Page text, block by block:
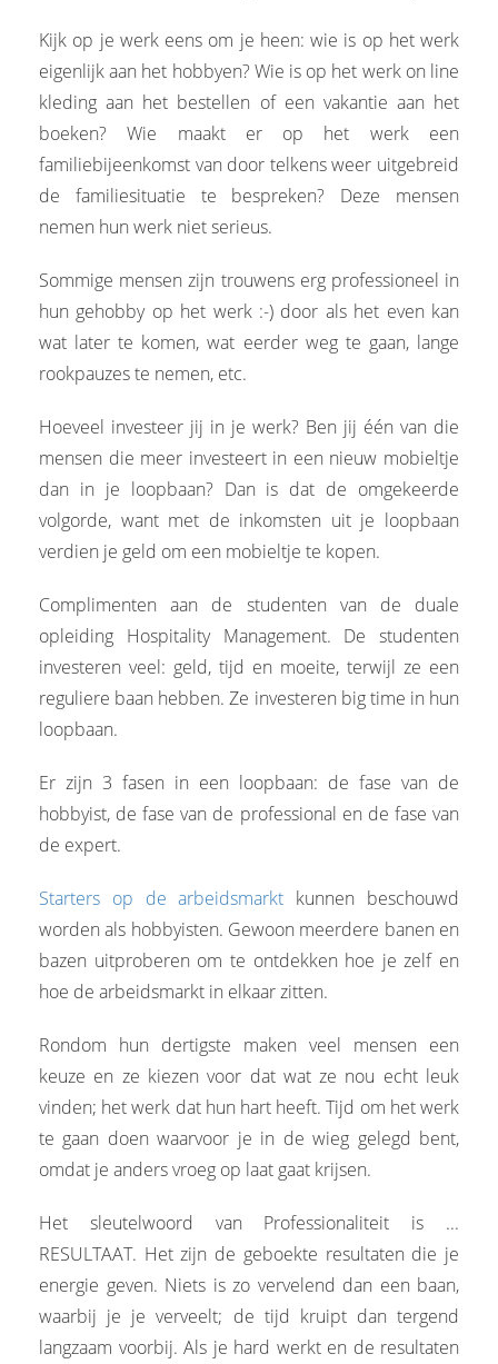
Kijk op je werk eens om je heen: wie is op het werk
eigenlijk aan het hobbyen? Wie is op het werk on line
kleding aan het bestellen of een vakantie aan het
boeken? Wie maakt er op het werk een
familiebijeenkomst van door telkens weer uitgebreid
de familiesituatie te bespreken? Deze mensen
nemen hun werk niet serieus.
Sommige mensen zijn trouwens erg professioneel in
hun gehobby op het werk :-) door als het even kan
wat later te komen, wat eerder weg te gaan, lange
rookpauzes te nemen, etc.
Hoeveel investeer jij in je werk? Ben jij één van die
mensen die meer investeert in een nieuw mobieltje
dan in je loopbaan? Dan is dat de omgekeerde
volgorde, want met de inkomsten uit je loopbaan
verdien je geld om een mobieltje te kopen.
Complimenten aan de studenten van de duale
opleiding Hospitality Management. De studenten
investeren veel: geld, tijd en moeite, terwijl ze een
reguliere baan hebben. Ze investeren big time in hun
loopbaan.
Er zijn 3 fasen in een loopbaan: de fase van de
hobbyist, de fase van de professional en de fase van
de expert.
Starters op de arbeidsmarkt kunnen beschouwd
worden als hobbyisten. Gewoon meerdere banen en
bazen uitproberen om te ontdekken hoe je zelf en
hoe de arbeidsmarkt in elkaar zitten.
Rondom hun dertigste maken veel mensen een
keuze en ze kiezen voor dat wat ze nou echt leuk
vinden; het werk dat hun hart heeft. Tijd om het werk
te gaan doen waarvoor je in de wieg gelegd bent,
omdat je anders vroeg op laat gaat krijsen.
Het sleutelwoord van Professionaliteit is ...
RESULTAAT. Het zijn de geboekte resultaten die je
energie geven. Niets is zo vervelend dan een baan,
waarbij je je verveelt; de tijd kruipt dan tergend
langzaam voorbij. Als je hard werkt en de resultaten